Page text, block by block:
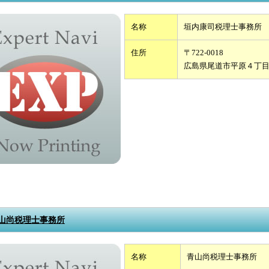
名称 垣内康司税理士事務所
住所
〒722-0018
広島県尾道市平原４丁
尚税理士事務所
名称 青山尚税理士事務所